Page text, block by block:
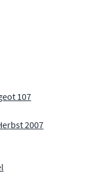
107
2007